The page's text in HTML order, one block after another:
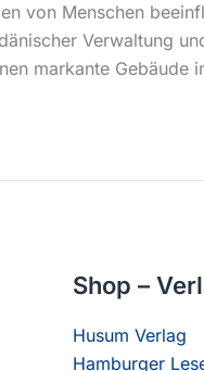
von Menschen
Verwaltung
markante
Shop –
Husum Verlag
Hamburger